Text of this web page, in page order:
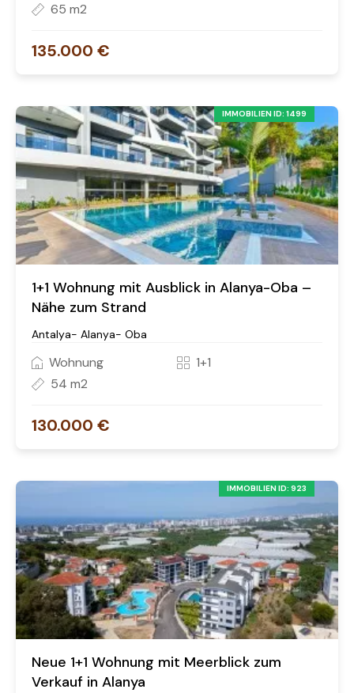
65 m2
135.000 €
IMMOBILIEN ID: 1499
1+1 Wohnung mit Ausblick in Alanya-Oba –
Nähe zum Strand
Antalya- Alanya- Oba
Wohnung
1+1
54 m2
130.000 €
IMMOBILIEN ID: 923
Neue 1+1 Wohnung mit Meerblick zum
Verkauf in Alanya